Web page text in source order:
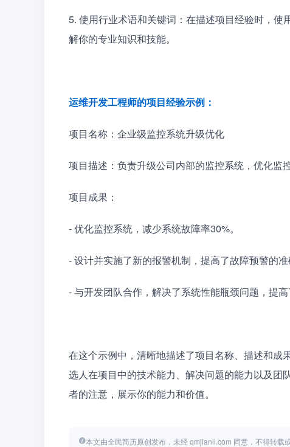
5. 使用行业术语和关键词：在描述项目经验时，
解你的专业知识和技能。
运维开发工程师的项目经验示例：
项目名称：企业级监控系统升级优化
项目描述：负责升级公司内部的监控系统，优化监
项目成果：
- 优化监控系统，减少系统故障率30%。
- 设计并实施了新的报警机制，提高了故障预警的准
- 与开发团队合作，解决了系统性能瓶颈问题，提高
在这个示例中，清晰地描述了项目名称、描述和成
选人在项目中的技术能力、解决问题的能力以及
者的注意，展示你的能力和价值。
本文由全民简历原创发布，未经 qmjianli.com 同意，不得转载或